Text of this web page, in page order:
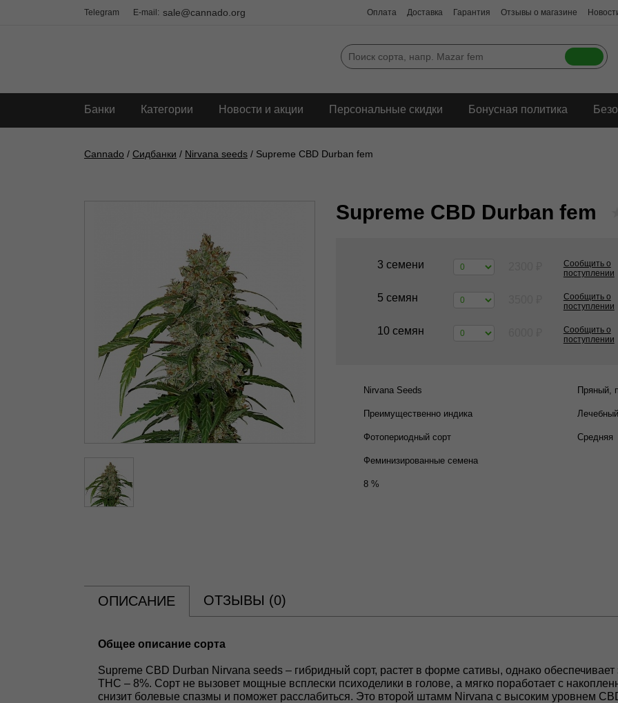
Telegram E-mail: sale@cannado.org Оплата Доставка Гарантия Отзывы о магазине
Банки Категории Новости и акции Персональные скидки Бонусная политика
Cannado / Сидбанки / Nirvana seeds / Supreme CBD Durban fem
Supreme CBD Durban fem
3 семени
Сообщить о
поступлении
5 семян
Сообщить о
поступлении
10 семян
Сообщить о
поступлении
Nirvana Seeds
Преимущественно индика
Фотопериодный сорт
Феминизированные семена
8 %
Пряный,
Средняя
ОПИСАНИЕ ОТЗЫВЫ (0)
Общее описание сорта
Supreme CBD Durban Nirvana seeds – гибридный сорт, растет в форме сативы, однако
THC – 8%. Сорт не вызовет мощные всплески психоделики в голове, а мягко поработает с
снизит болевые спазмы и поможет расслабиться. Это второй штамм Nirvana с высоким уровнем